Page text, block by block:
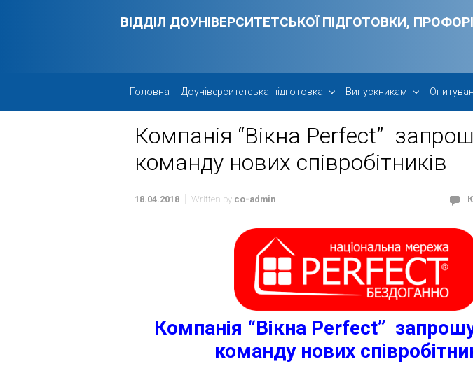
ВІДДІЛ ДОУНІВЕРСИТЕТСЬКОЇ ПІДГОТОВКИ,
Головна Доуніверситетська підготовка Випускникам
Компанія “Вікна Perfect”
команду нових співробітників
18.04.2018 Written by co-admin
Компанія “Вікна Perfect”
команду нових